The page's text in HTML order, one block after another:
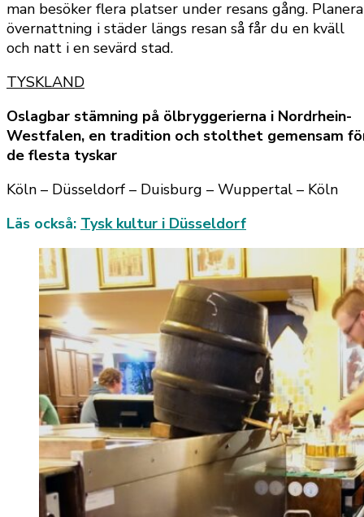
man besöker flera platser under resans gång. Planera
övernattning i städer längs resan så får du en kväll
och natt i en sevärd stad.
TYSKLAND
Oslagbar stämning på ölbryggerierna i Nordrhein-
Westfalen, en tradition och stolthet gemensam
de flesta tyskar
Köln – Düsseldorf – Duisburg – Wuppertal – Köln
Läs också: Tysk kultur i Düsseldorf